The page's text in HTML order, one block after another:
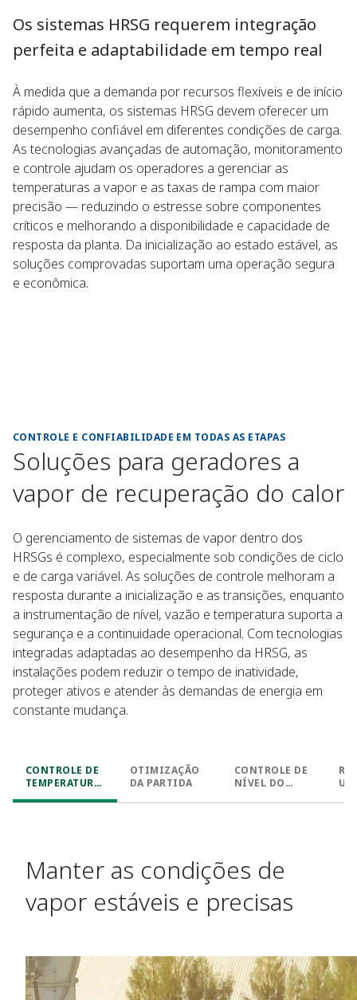
Os sistemas HRSG requerem integração
perfeita e adaptabilidade em tempo real
À medida que a demanda por recursos flexíveis e de início
rápido aumenta, os sistemas HRSG devem oferecer um
desempenho confiável em diferentes condições de carga.
As tecnologias avançadas de automação, monitoramento
e controle ajudam os operadores a gerenciar as
temperaturas a vapor e as taxas de rampa com maior
precisão — reduzindo o estresse sobre componentes
críticos e melhorando a disponibilidade e capacidade de
resposta da planta. Da inicialização ao estado estável, as
soluções comprovadas suportam uma operação segura
e econômica.
CONTROLE E CONFIABILIDADE EM TODAS AS ETAPAS
Soluções para geradores a
vapor de recuperação do calor
O gerenciamento de sistemas de vapor dentro dos
HRSGs é complexo, especialmente sob condições de ciclo
e de carga variável. As soluções de controle melhoram a
resposta durante a inicialização e as transições, enquanto
a instrumentação de nível, vazão e temperatura suporta a
segurança e a continuidade operacional. Com tecnologias
integradas adaptadas ao desempenho da HRSG, as
instalações podem reduzir o tempo de inatividade,
proteger ativos e atender às demandas de energia em
constante mudança.
CONTROLE DE
TEMPERATURA
OTIMIZAÇÃO
DA PARTIDA
CONTROLE DE
NÍVEL DO
Manter as condições de
vapor estáveis e precisas